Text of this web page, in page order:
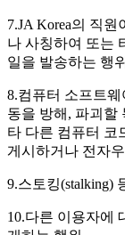
7.JA Korea의 직
나 사칭하여 또는
일을 발송하는 행위
8.컴퓨터 소프트
동을 방해, 파괴할
타 다른 컴퓨터 코
게시하거나 전자
9.스토킹(stalking)
10.다른 이용자에